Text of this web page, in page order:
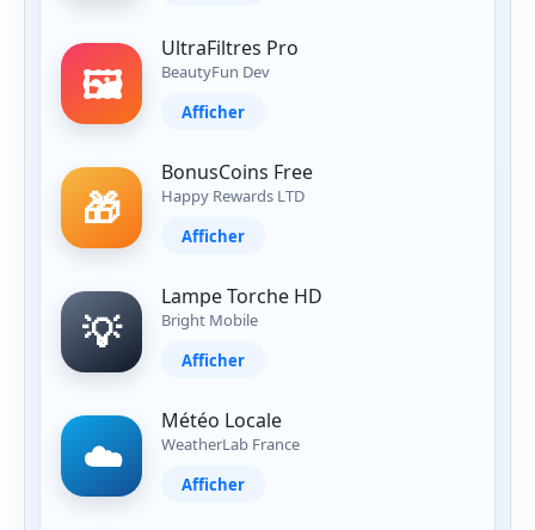
🖼️
UltraFiltres Pro
BeautyFun Dev
Afficher
🎁
BonusCoins Free
Happy Rewards LTD
Afficher
💡
Lampe Torche HD
Bright Mobile
Afficher
☁️
Météo Locale
WeatherLab France
Afficher